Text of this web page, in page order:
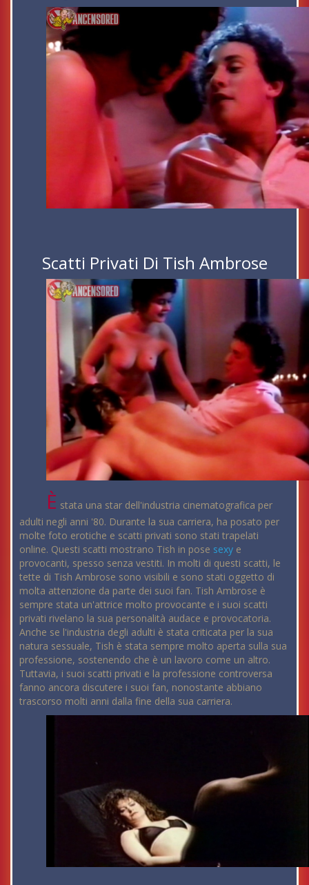
Scatti Privati Di Tish Ambrose
È stata una star dell'industria cinematografica per
adulti negli anni '80. Durante la sua carriera, ha posato per
molte foto erotiche e scatti privati sono stati trapelati
online. Questi scatti mostrano Tish in pose sexy e
provocanti, spesso senza vestiti. In molti di questi scatti, le
tette di Tish Ambrose sono visibili e sono stati oggetto di
molta attenzione da parte dei suoi fan. Tish Ambrose è
sempre stata un'attrice molto provocante e i suoi scatti
privati rivelano la sua personalità audace e provocatoria.
Anche se l'industria degli adulti è stata criticata per la sua
natura sessuale, Tish è stata sempre molto aperta sulla sua
professione, sostenendo che è un lavoro come un altro.
Tuttavia, i suoi scatti privati e la professione controversa
fanno ancora discutere i suoi fan, nonostante abbiano
trascorso molti anni dalla fine della sua carriera.